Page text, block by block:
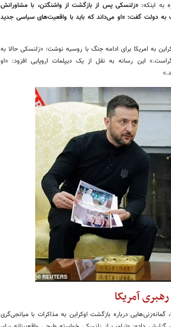
به اینکه: «زلنسکی پس از بازگشت از واشنگتن، با مشاورانش
به دولت گفت: «او می‌داند که باید با واقعیت‌های سیاسی جدید
به امریکا برای ادامه جنگ با روسیه نوشت: «زلنسکی حالا به
این رسانه به نقل از یک دیپلمات اروپایی افزود: «او
آمریکا
گمانه‌زنی‌هایی درباره بازگشت اوکراین به مذاکرات با میانجی‌گری